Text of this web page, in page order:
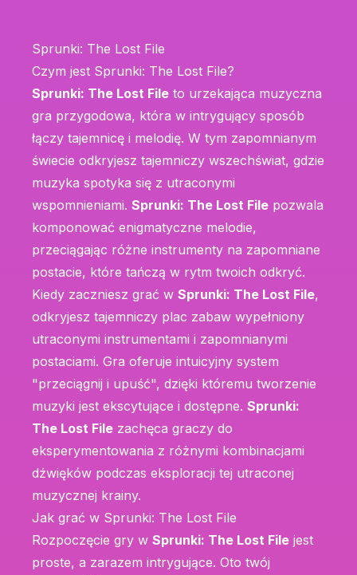
Sprunki: The Lost File
Czym jest Sprunki: The Lost File?
Sprunki: The Lost File to urzekająca muzyczna
gra przygodowa, która w intrygujący sposób
łączy tajemnicę i melodię. W tym zapomnianym
świecie odkryjesz tajemniczy wszechświat, gdzie
muzyka spotyka się z utraconymi
wspomnieniami. Sprunki: The Lost File pozwala
komponować enigmatyczne melodie,
przeciągając różne instrumenty na zapomniane
postacie, które tańczą w rytm twoich odkryć.
Kiedy zaczniesz grać w Sprunki: The Lost File,
odkryjesz tajemniczy plac zabaw wypełniony
utraconymi instrumentami i zapomnianymi
postaciami. Gra oferuje intuicyjny system
"przeciągnij i upuść", dzięki któremu tworzenie
muzyki jest ekscytujące i dostępne. Sprunki:
The Lost File zachęca graczy do
eksperymentowania z różnymi kombinacjami
dźwięków podczas eksploracji tej utraconej
muzycznej krainy.
Jak grać w Sprunki: The Lost File
Rozpoczęcie gry w Sprunki: The Lost File jest
proste, a zarazem intrygujące. Oto twój